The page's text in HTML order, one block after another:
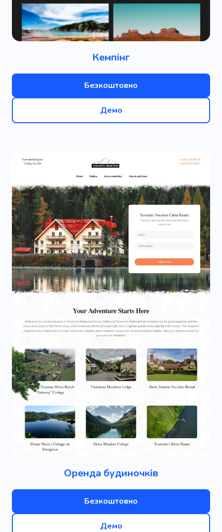
Кемпінг
Безкоштовно
Демо
Оренда будиночків
Безкоштовно
Демо